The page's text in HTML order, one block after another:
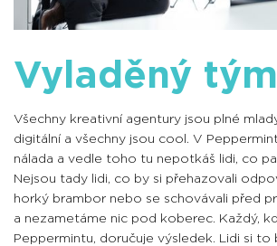
Vyladěný tým
Všechny kreativní agentury jsou plné
digitální a všechny jsou cool. V
nálada a vedle toho tu nepotkáš lidi, co
Nejsou tady lidi, co by si přehazovali
horký brambor nebo se schovávali před
a nezametáme nic pod koberec. Každý,
Peppermintu, doručuje výsledek. Lidi si to